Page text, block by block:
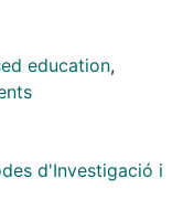
s"han
afavoreixen la
marc del
formatius
la pràctica de
education,
d'Investigació i